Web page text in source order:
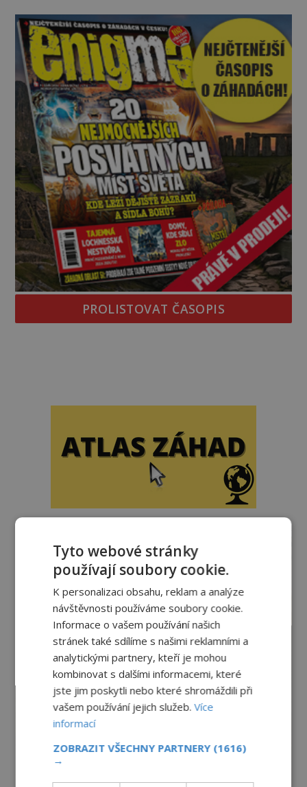
skutečnosti však jde o seriózní filozofickou hypoté
PROLISTOVAT ČASOPIS
Tyto webové stránky
používají soubory cookie.
K personalizaci obsahu, reklam a analýze
návštěvnosti používáme soubory cookie.
Informace o vašem používání našich
stránek také sdílíme s našimi reklamními a
analytickými partnery, kteří je mohou
kombinovat s dalšími informacemi, které
jste jim poskytli nebo které shromáždili při
vašem používání jejich služeb.Více
informací
ZOBRAZIT VŠECHNY PARTNERY (1616)
→